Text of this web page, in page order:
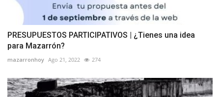
PRESUPUESTOS PARTICIPATIVOS | ¿Tienes una idea
para Mazarrón?
mazarronhoy Ago 21, 2022 274